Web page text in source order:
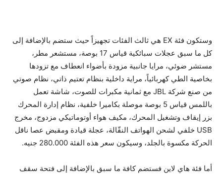
وستكون فئة EX هي ثالث الفئات تجهيزاً حيث ستضم بالإضافة إلى
كل ما سبق عجلات سبائكية قياس 17 بوصة، مستشعر مطر،
مستشر ضوئي، مرايا جانبية مزودة بأضواء انعطاف مع تزودها
بخاصية الطي كهربائياً، مراية داخلية بنظام تعتيم ذاتي، نظام صوتي
من صنع شركة JBL مع ثمانية مكبرات للصوت، شاشة تعمل
باللمس قياس 5 بوصة موصلة بكاميرا خلفية، نظام إدارة المحرك
بزر إيقاف وتشغيل المحرك، مكيف هواء أوتوماتيكي مزدوج، مخرج
USB خلفي لشحن الهواتف النقّالة، عجلة قيادة ومقبض عصا ناقل
الحركة مكسوة بالجلد، وسيكون سعر هذه الفئة 280.000 جنيه.
أما فئة هاي لاين فستضم كافة ما سبق بالإضافة إلى فتحة سقف